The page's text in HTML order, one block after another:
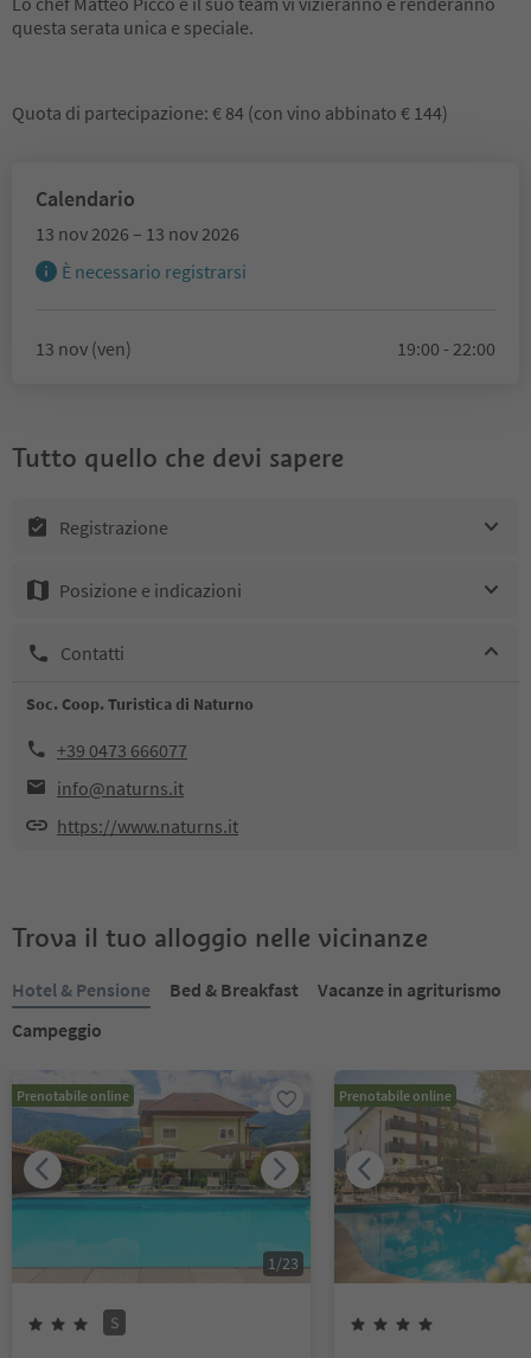
questa serata unica e speciale.
Quota di partecipazione: € 84 (con vino abbinato € 144)
Calendario
13 nov 2026 – 13 nov 2026
È necessario registrarsi
13 nov (ven) 19:00 - 22:00
Tutto quello che devi sapere
Registrazione
Posizione e indicazioni
Contatti
Soc. Coop. Turistica di Naturno
+39 0473 666077
info@naturns.it
https://www.naturns.it
Trova il tuo alloggio nelle vicinanze
Hotel & Pensione Bed & Breakfast
Vacanze in agriturismo
Campeggio
Prenotabile online
1/23
S
Prenotabile online